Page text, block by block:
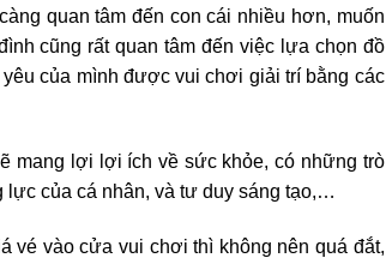
quan tâm đến con cái nhiều hơn, muốn
cũng rất quan tâm đến việc lựa chọn đồ
của mình được vui chơi giải trí bằng các
mang lợi lợi ích về sức khỏe, có những trò
lực của cá nhân, và tư duy sáng tạo,…
vé vào cửa vui chơi thì không nên quá đắt,